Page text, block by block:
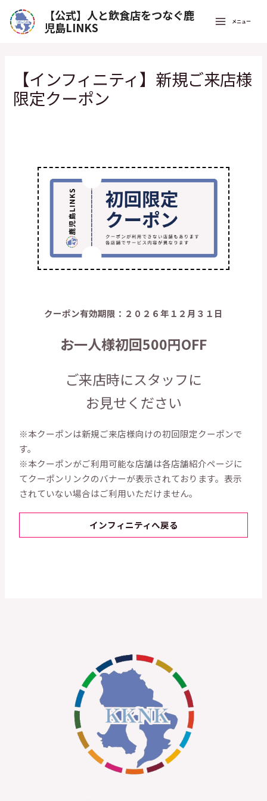
【公式】人と飲食店をつなぐ鹿
児島LINKS
メニュー
【インフィニティ】新規ご来店様
限定クーポン
クーポン有効期限：２０２６年１２月３１日
お一人様初回500円OFF
ご来店時にスタッフに
お見せください
※本クーポンは新規ご来店様向けの初回限定クーポンで
す。
※本クーポンがご利用可能な店舗は各店舗紹介ページに
てクーポンリンクのバナーが表示されております。表示
されていない場合はご利用いただけません。
インフィニティへ戻る